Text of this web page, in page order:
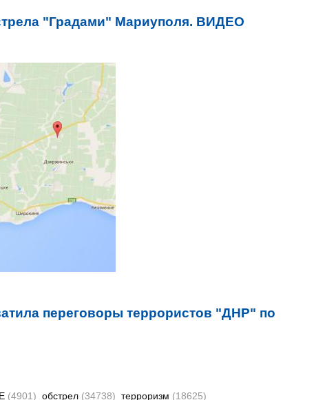
"Градами" Мариуполя. ВИДЕО
переговоры террористов "ДНР" по
(4901) обстрел (34738) терроризм (18625)